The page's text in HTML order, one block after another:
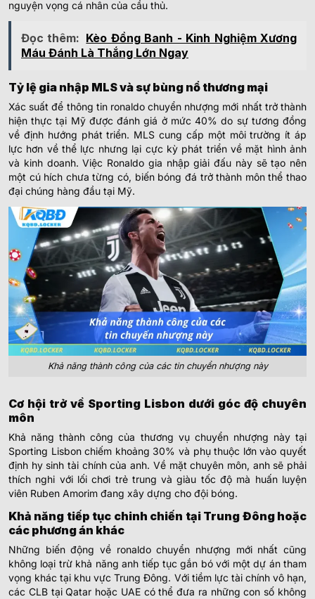
nguyện vọng cá nhân của cầu thủ.
Đọc thêm: Kèo Đồng Banh - Kinh Nghiệm Xương
Máu Đánh Là Thắng Lớn Ngay
Tỷ lệ gia nhập MLS và sự bùng nổ thương mại
Xác suất để thông tin ronaldo chuyển nhượng mới nhất trở thành
hiện thực tại Mỹ được đánh giá ở mức 40% do sự tương đồng
về định hướng phát triển. MLS cung cấp một môi trường ít áp
lực hơn về thể lực nhưng lại cực kỳ phát triển về mặt hình ảnh
và kinh doanh. Việc Ronaldo gia nhập giải đấu này sẽ tạo nên
một cú hích chưa từng có, biến bóng đá trở thành môn thể thao
đại chúng hàng đầu tại Mỹ.
Khả năng thành công của các tin chuyển nhượng này
Cơ hội trở về Sporting Lisbon dưới góc độ chuyên
môn
Khả năng thành công của thương vụ chuyển nhượng này tại
Sporting Lisbon chiếm khoảng 30% và phụ thuộc lớn vào quyết
định hy sinh tài chính của anh. Về mặt chuyên môn, anh sẽ phải
thích nghi với lối chơi trẻ trung và giàu tốc độ mà huấn luyện
viên Ruben Amorim đang xây dựng cho đội bóng.
Khả năng tiếp tục chinh chiến tại Trung Đông hoặc
các phương án khác
Những biến động về ronaldo chuyển nhượng mới nhất cũng
không loại trừ khả năng anh tiếp tục gắn bó với một dự án tham
vọng khác tại khu vực Trung Đông. Với tiềm lực tài chính vô hạn,
các CLB tại Qatar hoặc UAE có thể đưa ra những con số không